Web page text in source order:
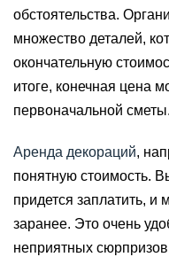
обстоятельства.
множество деталей,
окончательную
итоге, конечная цена
первоначальной сметы.
Аренда декораций,
понятную стоимость.
придется заплатить,
заранее. Это очень
неприятных